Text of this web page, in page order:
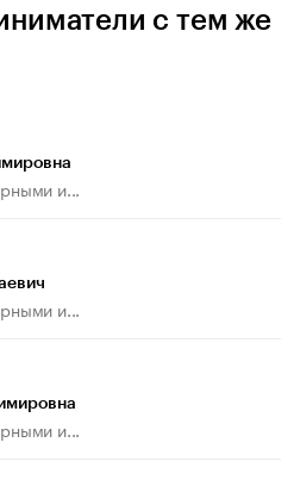
с тем же
и...
и...
и...